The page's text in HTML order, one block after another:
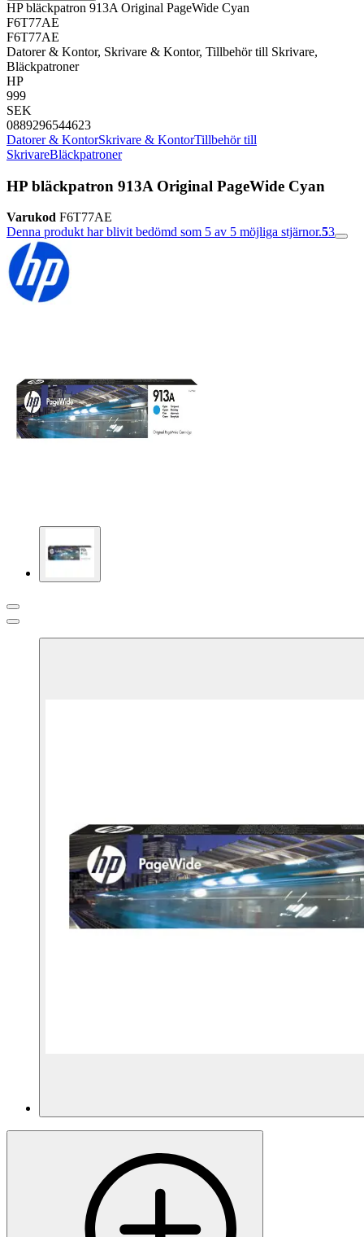
HP bläckpatron 913A Original PageWide Cyan
F6T77AE
F6T77AE
Datorer & Kontor, Skrivare & Kontor, Tillbehör till Skrivare,
Bläckpatroner
HP
999
SEK
0889296544623
Datorer & KontorSkrivare & KontorTillbehör till
SkrivareBläckpatroner
HP bläckpatron 913A Original PageWide Cyan
Varukod F6T77AE
Denna produkt har blivit bedömd som 5 av 5 möjliga stjärnor.53